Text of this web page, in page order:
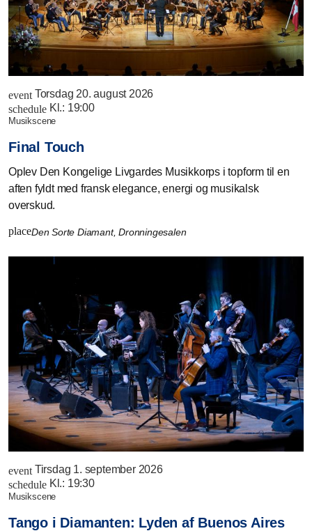
event Torsdag 20. august 2026
schedule Kl.: 19:00
musikscene
Final Touch
Oplev Den Kongelige Livgardes Musikkorps i topform til en
aften fyldt med fransk elegance, energi og musikalsk
overskud.
placeDen Sorte Diamant, Dronningesalen
event Tirsdag 1. september 2026
schedule Kl.: 19:30
musikscene
Tango i Diamanten: Lyden af Buenos Aires